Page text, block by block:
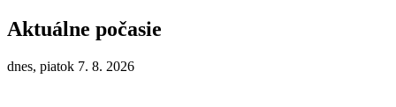
Aktuálne počasie
dnes, piatok 7. 8. 2026